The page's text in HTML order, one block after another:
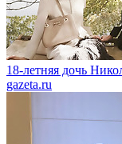
18-летняя дочь
gazeta.ru